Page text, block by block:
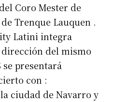
Coro Mester de
Trenque Lauquen .
Latini integra
del mismo
se presentará
con :
ciudad de Navarro y